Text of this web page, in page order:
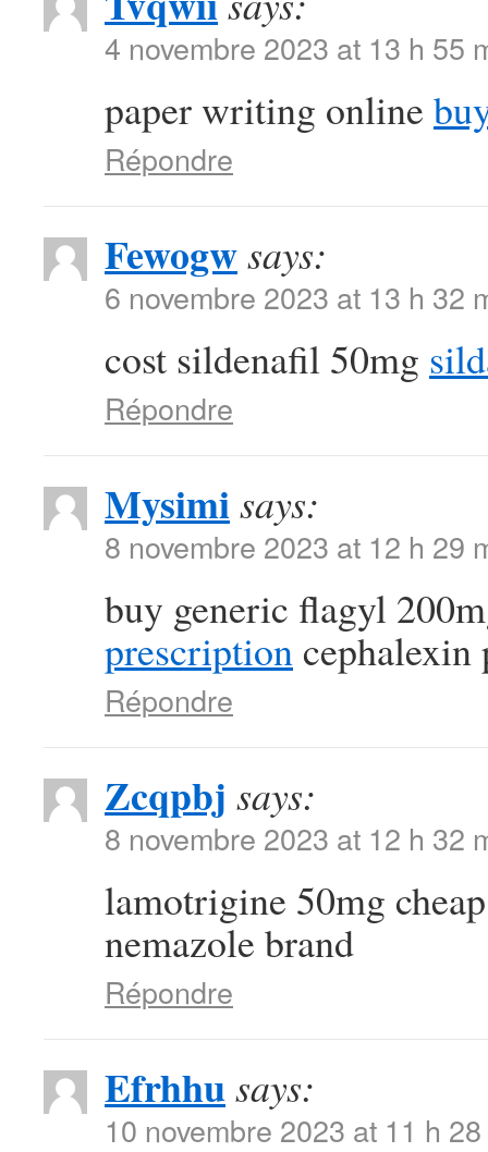
4 novembre 2023 at 13 h 55
paper writing online
Répondre
Fewogwsays:
6 novembre 2023 at 13 h 32
cost sildenafil 50mg
Répondre
Mysimisays:
8 novembre 2023 at 12 h 29
buy generic flagyl
prescription cephalexin
Répondre
Zcqpbj says:
8 novembre 2023 at 12 h 32
lamotrigine 50mg
nemazole brand
Répondre
Efrhhusays:
10 novembre 2023 at 11 h